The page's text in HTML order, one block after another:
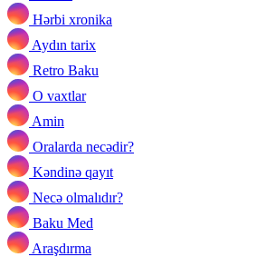
Hərbi xronika
Aydın tarix
Retro Baku
O vaxtlar
Amin
Oralarda necədir?
Kəndinə qayıt
Necə olmalıdır?
Baku Med
Araşdırma